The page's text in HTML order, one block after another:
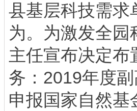
县基层科技需求
为。为激发全园
主任宣布决定布
务：2019年度
申报国家自然基